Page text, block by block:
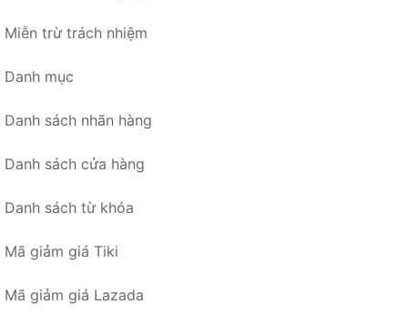
Miễn trừ trách nhiệm
Danh mục
Danh sách nhãn hàng
Danh sách cửa hàng
Danh sách từ khóa
Mã giảm giá Tiki
Mã giảm giá Lazada